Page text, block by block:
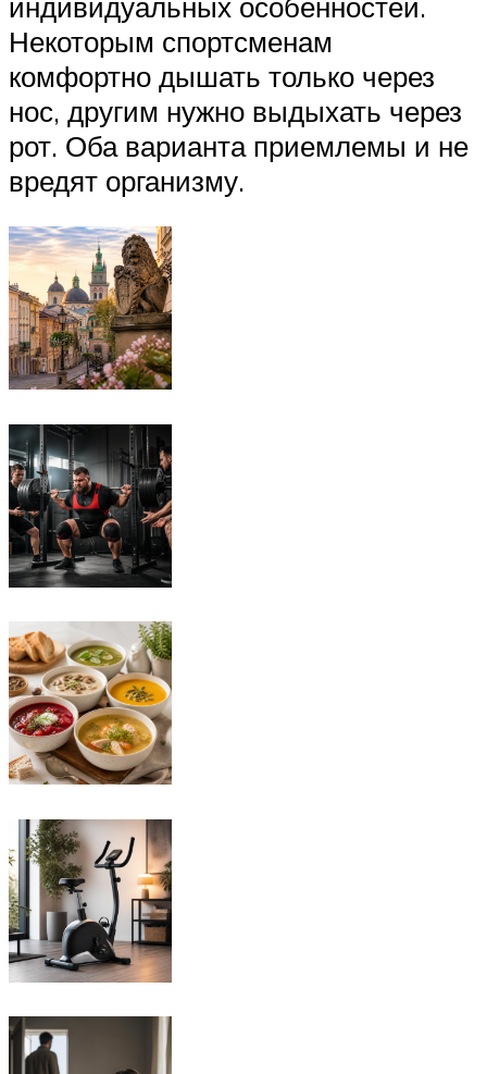
индивидуальных особенностей.
Некоторым спортсменам
комфортно дышать только через
нос, другим нужно выдыхать через
рот. Оба варианта приемлемы и не
вредят организму.